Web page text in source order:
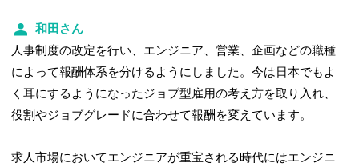
和田さん
人事制度の改定を行い、エンジニア、営業、企画などの職種
によって報酬体系を分けるようにしました。今は日本でもよ
く耳にするようになったジョブ型雇用の考え方を取り入れ、
役割やジョブグレードに合わせて報酬を変えています。
求人市場においてエンジニアが重宝される時代にはエンジニ